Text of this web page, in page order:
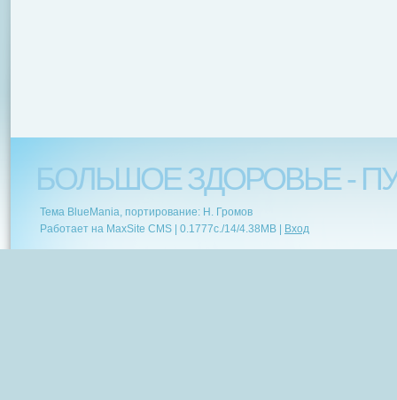
БОЛЬШОЕ ЗДОРОВЬЕ -
Тема BlueMania, портирование: Н. Громов
Работает на MaxSite CMS | 0.1777c./14/4.38MB Вход